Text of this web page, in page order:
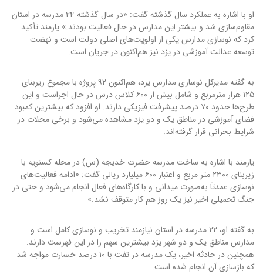
او با اشاره به عملکرد سال گذشته گفت: «در سال گذشته ۲۴ مدرسه در استان
مقاوم‌سازی شد و بیشتر این مدارس در حال فعالیت بودند.» یارمند تأکید
کرد که نوسازی مدارس یکی از اولویت‌های اصلی دولت است و نهضت
توسعه عدالت آموزشی در یزد نیز هم‌اکنون در جریان است.
به گفته مدیرکل نوسازی مدارس یزد، هم‌اکنون ۹۲ پروژه با مجموع زیربنای
۱۲۵ هزار مترمربع و شامل بیش از ۶۰۰ کلاس درس در حال اجراست و این
طرح‌ها حدود ۷۰ درصد پیشرفت فیزیکی دارند. او افزود که بیشترین کمبود
فضای آموزشی در مناطق یک و دو یزد مشاهده می‌شود و برخی محلات در
شرایط بحرانی قرار گرفته‌اند.
یارمند با اشاره به ساخت مدرسه حضرت خدیجه (س) در محله کسنویه با
زیربنای ۲۳۰۰ متر مربع و اعتبار ۶۰۰ میلیارد ریالی گفت: «ادامه فعالیت‌های
نوسازی عمدتاً به‌صورت میدانی و با کارگاه‌های فعال انجام می‌شود و حتی در
جنگ تحمیلی اخیر نیز یک روز هم کار متوقف نشد.»
به گفته او، ۲۲ مدرسه در استان نیازمند تخریب و نوسازی کامل است و
مدارس مناطق یک و دو شهر یزد بیشترین سهم را در این فهرست دارند.
همچنین در حادثه اخیر، یک مدرسه در تفت با ۱۰ درصد خسارت مواجه شد
که بازسازی آن انجام شده است.